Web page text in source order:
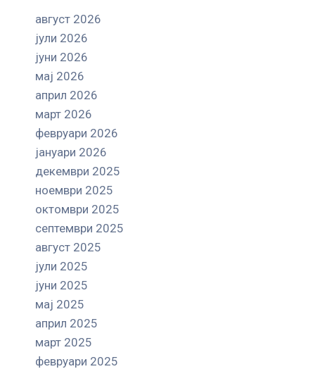
август 2026
јули 2026
јуни 2026
мај 2026
април 2026
март 2026
февруари 2026
јануари 2026
декември 2025
ноември 2025
октомври 2025
септември 2025
август 2025
јули 2025
јуни 2025
мај 2025
април 2025
март 2025
февруари 2025